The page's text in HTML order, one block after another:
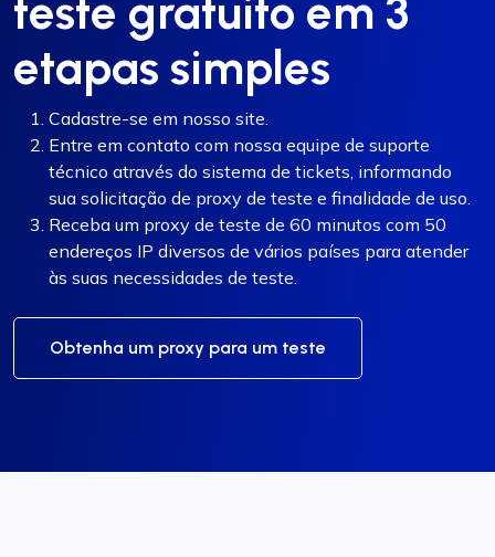
teste gratuito em 3
etapas simples
Cadastre-se em nosso site.
Entre em contato com nossa equipe de suporte
técnico através do sistema de tickets, informando
sua solicitação de proxy de teste e finalidade de uso.
Receba um proxy de teste de 60 minutos com 50
endereços IP diversos de vários países para atender
às suas necessidades de teste.
Obtenha um proxy para um teste